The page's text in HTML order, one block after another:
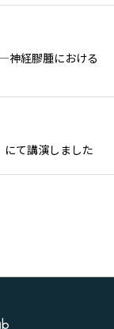
神経膠腫における
て講演しました